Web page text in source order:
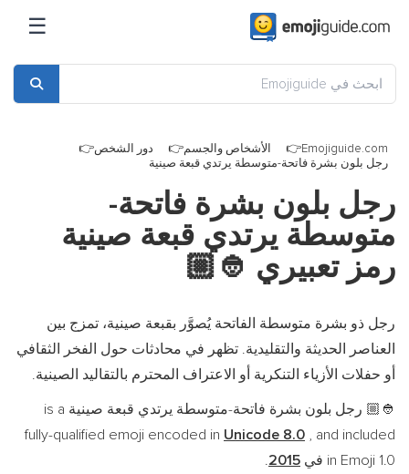
☰
Emojiguide.com الأشخاص والجسم
دور الشخص
رجل بلون بشرة فاتحة-متوسطة يرتدي قبعة صينية
رجل بلون بشرة فاتحة-
متوسطة يرتدي قبعة صينية
رمز تعبيري 👲🏼
رجل ذو بشرة متوسطة الفاتحة يُصوَّر بقبعة صينية، تمزج بين
العناصر الحديثة والتقليدية. تظهر في محادثات حول الفخر الثقافي
أو حفلات الأزياء التنكرية أو الاعتراف المحترم بالتقاليد الصينية.
👲🏼
رجل بلون بشرة فاتحة-متوسطة يرتدي قبعة صينية is a
fully-qualified emoji encoded in Unicode 8.0 , and included
in Emoji 1.0 في
2015
.